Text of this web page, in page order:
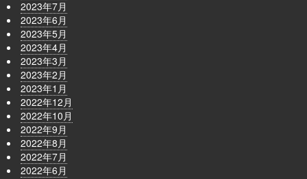
2023年7月
2023年6月
2023年5月
2023年4月
2023年3月
2023年2月
2023年1月
2022年12月
2022年10月
2022年9月
2022年8月
2022年7月
2022年6月